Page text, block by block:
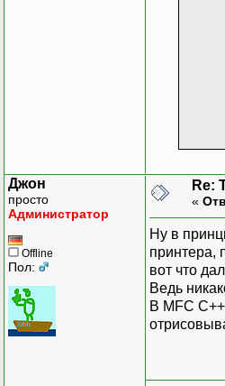
Джон
просто
Администратор
Offline
Пол:
Re:
«
Ну в
принтера,
вот что
Ведь
В MFC